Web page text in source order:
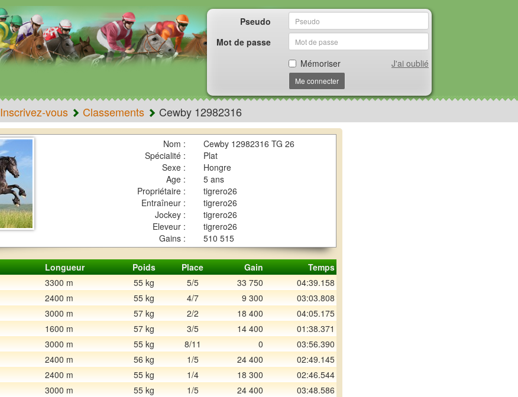
Pseudo
Mot de passe
Mémoriser
J'ai oublié
Me connecter
Inscrivez-vous Classements Cewby 12982316
Nom :
Cewby 12982316 TG 26
Spécialité :
Plat
Sexe :
Hongre
Age :
5 ans
Propriétaire :
tigrero26
Entraîneur :
tigrero26
Jockey :
tigrero26
Eleveur :
tigrero26
Gains :
510 515
Longueur Poids Place Gain
Temps
3300 m 55 kg 5/5 33 750
04:39.158
2400 m 55 kg 4/7 9 300
03:03.808
3000 m 57 kg 2/2 18 400
04:05.175
1600 m 57 kg 3/5 14 400
01:38.371
3000 m 55 kg 8/11 0
03:56.390
2400 m 56 kg 1/5 24 400
02:49.145
2400 m 55 kg 1/4 18 300
02:46.544
3000 m 55 kg 1/5 24 400
03:48.586